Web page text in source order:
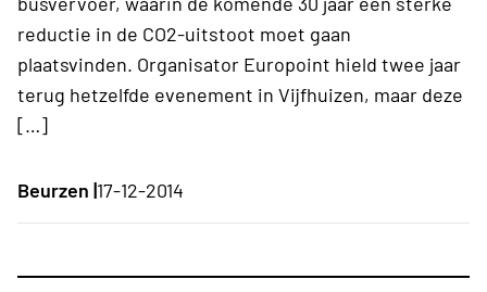
reductie in de CO2-uitstoot moet gaan
plaatsvinden. Organisator Europoint hield twee jaar
terug hetzelfde evenement in Vijfhuizen, maar deze
[…]
Beurzen |17-12-2014